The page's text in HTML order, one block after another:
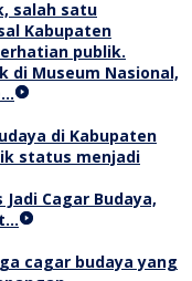
di Museum Nasional,
Cagar Budaya,